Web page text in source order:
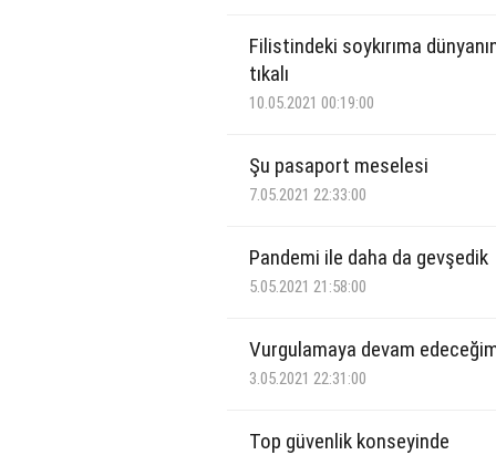
Filistindeki soykırıma
tıkalı
10.05.2021 00:19:00
Şu pasaport meselesi
7.05.2021 22:33:00
Pandemi ile daha da gevşedik
5.05.2021 21:58:00
Vurgulamaya devam
3.05.2021 22:31:00
Top güvenlik konseyinde